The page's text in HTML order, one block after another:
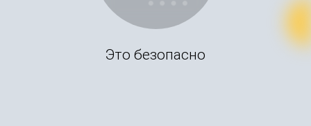
Это безопасно